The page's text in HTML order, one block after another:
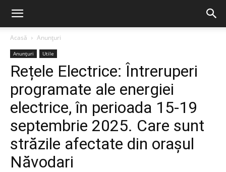
Acasă Anunțuri
Anunțuri Utile
Rețele Electrice: Întreruperi
programate ale energiei
electrice, în perioada 15-19
septembrie 2025. Care sunt
străzile afectate din orașul
Năvodari